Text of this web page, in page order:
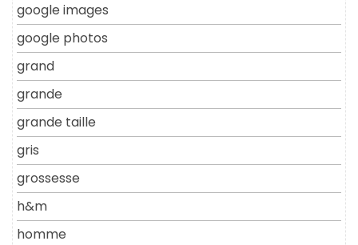
google images
google photos
grand
grande
grande taille
gris
grossesse
h&m
homme